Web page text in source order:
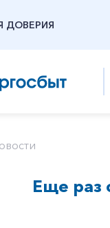
ДОВЕРИЯ
Еще раз